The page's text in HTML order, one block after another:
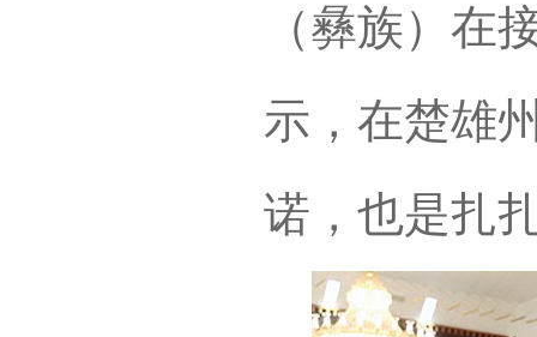
（彝族）在
示，在楚雄
诺，也是扎